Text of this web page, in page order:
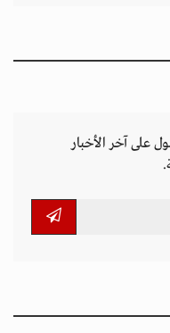
على آخر الأخبار